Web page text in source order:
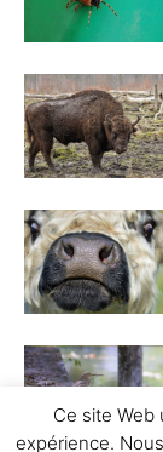
Ce site Web
expérience.